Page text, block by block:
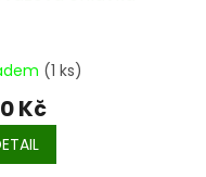
(1 ks)
Kč